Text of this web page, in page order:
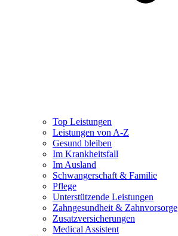
Top Leistungen
Leistungen von A-Z
Gesund bleiben
Im Krankheitsfall
Im Ausland
Schwangerschaft & Familie
Pflege
Unterstützende Leistungen
Zahngesundheit & Zahnvorsorge
Zusatzversicherungen
Medical Assistent